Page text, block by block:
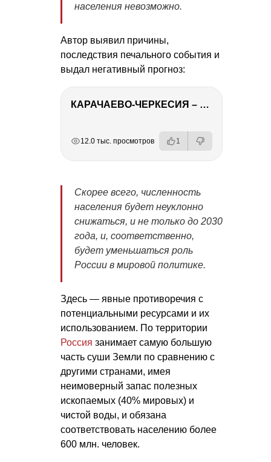
населения невозможно.
Автор выявил причины,
последствия печального события и
выдал негативный прогноз:
КАРАЧАЕВО-ЧЕРКЕСИЯ – ПУТЕШЕСТВИЕ НА КАВКАЗ часть 2
12.0 тыс. просмотров 1
Скорее всего, численность
населения будет неуклонно
снижаться, и не только до 2030
года, и, соответственно,
будет уменьшаться роль
России в мировой политике.
Здесь — явные противоречия с
потенциальными ресурсами и их
использованием. По территории
Россия занимает самую большую
часть суши Земли по сравнению с
другими странами, имея
неимоверный запас полезных
ископаемых (40% мировых) и
чистой воды, и обязана
соответствовать населению более
600 млн. человек.